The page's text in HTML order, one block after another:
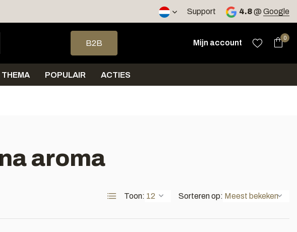
Support 4.8@ Google
Gebruik de pijltjes op en neer om een beschikbaar resultaat te selecteren. Druk
B2B
Mijn account
0
THEMA POPULAIR ACTIES
aroma
Toon: Sorteren op: